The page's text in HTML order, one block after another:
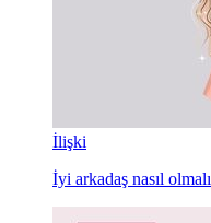
İlişki
İyi arkadaş nasıl